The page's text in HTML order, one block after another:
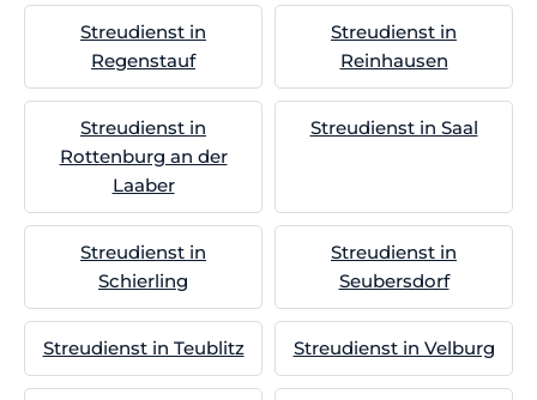
Streudienst in
Regenstauf
Streudienst in
Reinhausen
Streudienst in
Rottenburg an der
Laaber
Streudienst in Saal
Streudienst in
Schierling
Streudienst in
Seubersdorf
Streudienst in Teublitz Streudienst in Velburg